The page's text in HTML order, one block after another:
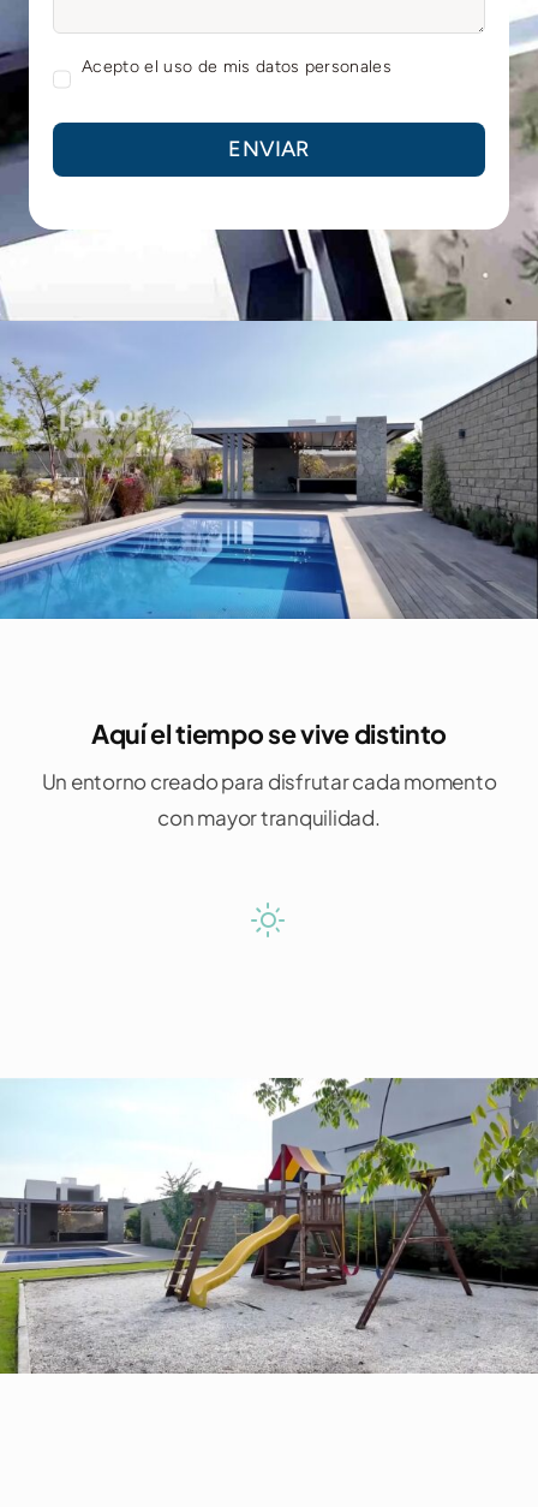
Acepto el uso de mis datos personales
ENVIAR
Aquí el tiempo se vive distinto
Un entorno creado para disfrutar cada momento
con mayor tranquilidad.